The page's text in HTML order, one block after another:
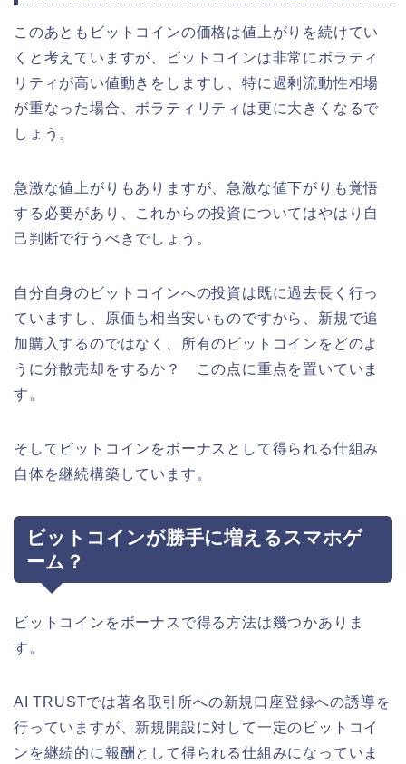
このあともビットコインの価格は値上がりを続けてい
くと考えていますが、ビットコインは非常にボラティ
リティが高い値動きをしますし、特に過剰流動性相場
が重なった場合、ボラティリティは更に大きくなるで
しょう。
急激な値上がりもありますが、急激な値下がりも覚悟
する必要があり、これからの投資についてはやはり自
己判断で行うべきでしょう。
自分自身のビットコインへの投資は既に過去長く行っ
ていますし、原価も相当安いものですから、新規で追
加購入するのではなく、所有のビットコインをどのよ
うに分散売却をするか？ この点に重点を置いていま
す。
そしてビットコインをボーナスとして得られる仕組み
自体を継続構築しています。
ビットコインが勝手に増えるスマホゲ
ーム？
ビットコインをボーナスで得る方法は幾つかありま
す。
AI TRUSTでは著名取引所への新規口座登録への誘導を
行っていますが、新規開設に対して一定のビットコイ
ンを継続的に報酬として得られる仕組みになっていま